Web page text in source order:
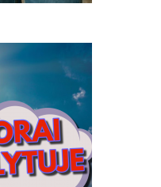
Rasa. Vaclovas